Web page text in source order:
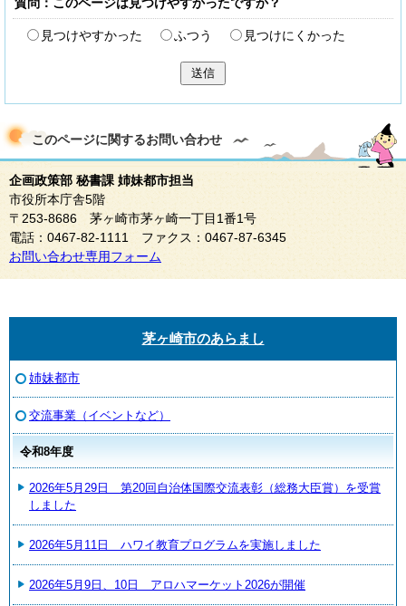
質問：このページは見つけやすかったですか？
見つけやすかった ふつう 見つけにくかった
送信
このページに関するお問い合わせ
企画政策部 秘書課 姉妹都市担当
市役所本庁舎5階
〒253-8686 茅ヶ崎市茅ヶ崎一丁目1番1号
電話：0467-82-1111 ファクス：0467-87-6345
お問い合わせ専用フォーム
茅ヶ崎市のあらまし
姉妹都市
交流事業（イベントなど）
令和8年度
2026年5月29日 第20回自治体国際交流表彰（総務大臣賞）を受賞
しました
2026年5月11日 ハワイ教育プログラムを実施しました
2026年5月9日、10日 アロハマーケット2026が開催